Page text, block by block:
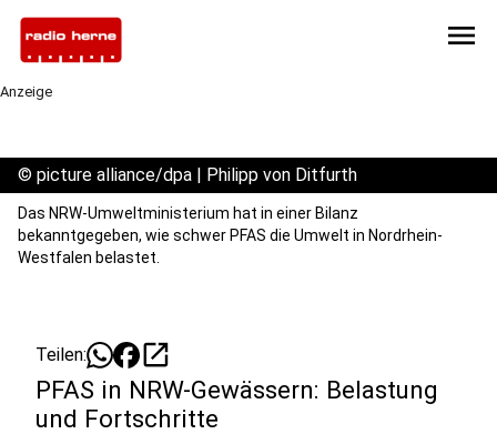
menu
Anzeige
© picture alliance/dpa | Philipp von Ditfurth
Das NRW-Umweltministerium hat in einer Bilanz
bekanntgegeben, wie schwer PFAS die Umwelt in Nordrhein-
Westfalen belastet.
Teilen: open_in_new
PFAS in NRW-Gewässern: Belastung
und Fortschritte